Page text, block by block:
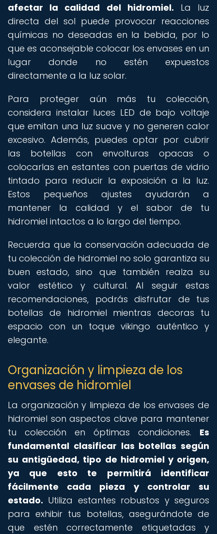
afectar la calidad del hidromiel. La luz
directa del sol puede provocar reacciones
químicas no deseadas en la bebida, por lo
que es aconsejable colocar los envases en un
lugar donde no estén expuestos
directamente a la luz solar.
Para proteger aún más tu colección,
considera instalar luces LED de bajo voltaje
que emitan una luz suave y no generen calor
excesivo. Además, puedes optar por cubrir
las botellas con envolturas opacas o
colocarlas en estantes con puertas de vidrio
tintado para reducir la exposición a la luz.
Estos pequeños ajustes ayudarán a
mantener la calidad y el sabor de tu
hidromiel intactos a lo largo del tiempo.
Recuerda que la conservación adecuada de
tu colección de hidromiel no solo garantiza su
buen estado, sino que también realza su
valor estético y cultural. Al seguir estas
recomendaciones, podrás disfrutar de tus
botellas de hidromiel mientras decoras tu
espacio con un toque vikingo auténtico y
elegante.
Organización y limpieza de los
envases de hidromiel
La organización y limpieza de los envases de
hidromiel son aspectos clave para mantener
tu colección en óptimas condiciones. Es
fundamental clasificar las botellas según
su antigüedad, tipo de hidromiel y origen,
ya que esto te permitirá identificar
fácilmente cada pieza y controlar su
estado. Utiliza estantes robustos y seguros
para exhibir tus botellas, asegurándote de
que estén correctamente etiquetadas y